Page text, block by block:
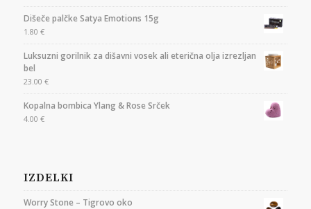
Dišeče palčke Satya Emotions 15g
1.80 €
Luksuzni gorilnik za dišavni vosek ali eterična olja izrezljan
bel
23.00 €
Kopalna bombica Ylang & Rose Srček
4.00 €
IZDELKI
Worry Stone – Tigrovo oko